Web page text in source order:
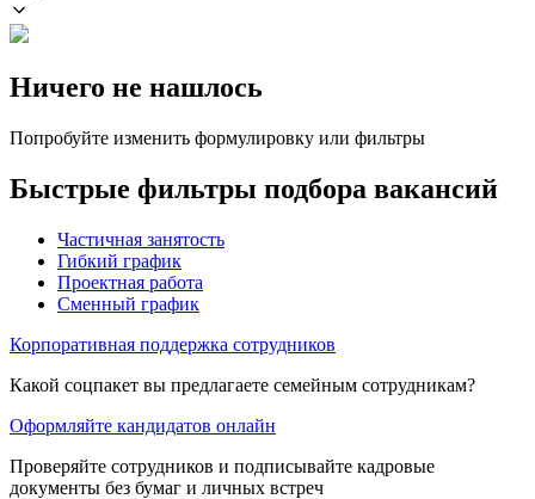
Ничего не нашлось
Попробуйте изменить формулировку или фильтры
Быстрые фильтры подбора вакансий
Частичная занятость
Гибкий график
Проектная работа
Сменный график
Корпоративная поддержка сотрудников
Какой соцпакет вы предлагаете семейным сотрудникам?
Оформляйте кандидатов онлайн
Проверяйте сотрудников и подписывайте кадровые
документы без бумаг и личных встреч